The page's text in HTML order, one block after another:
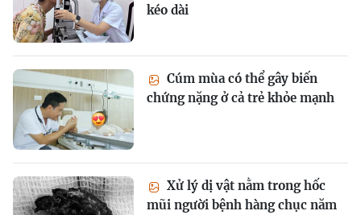
kéo dài
Cúm mùa có thể gây biến
chứng nặng ở cả trẻ khỏe mạnh
Xử lý dị vật nằm trong hốc
mũi người bệnh hàng chục năm